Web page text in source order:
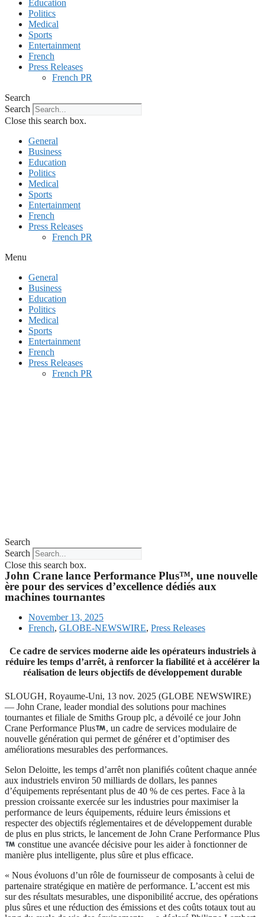
Education
Politics
Medical
Sports
Entertainment
French
Press Releases
French PR
Search
Search
Close this search box.
General
Business
Education
Politics
Medical
Sports
Entertainment
French
Press Releases
French PR
Menu
General
Business
Education
Politics
Medical
Sports
Entertainment
French
Press Releases
French PR
Search
Search
Close this search box.
John Crane lance Performance Plus™, une nouvelle
ère pour des services d’excellence dédiés aux
machines tournantes
November 13, 2025
French, GLOBE-NEWSWIRE, Press Releases
Ce cadre de services moderne aide les opérateurs industriels à
réduire les temps d’arrêt, à renforcer la fiabilité et à accélérer la
réalisation de leurs objectifs de développement durable
SLOUGH, Royaume-Uni, 13 nov. 2025 (GLOBE NEWSWIRE)
— John Crane, leader mondial des solutions pour machines
tournantes et filiale de Smiths Group plc, a dévoilé ce jour John
Crane Performance Plus
, un cadre de services modulaire de
nouvelle génération qui permet de générer et d’optimiser des
améliorations mesurables des performances.
Selon Deloitte, les temps d’arrêt non planifiés coûtent chaque année
aux industriels environ 50 milliards de dollars, les pannes
d’équipements représentant plus de 40 % de ces pertes. Face à la
pression croissante exercée sur les industries pour maximiser la
performance de leurs équipements, réduire leurs émissions et
respecter des objectifs réglementaires et de développement durable
de plus en plus stricts, le lancement de John Crane Performance Plus
constitue une avancée décisive pour les aider à fonctionner de
manière plus intelligente, plus sûre et plus efficace.
« Nous évoluons d’un rôle de fournisseur de composants à celui de
partenaire stratégique en matière de performance. L’accent est mis
sur des résultats mesurables, une disponibilité accrue, des opérations
plus sûres et une réduction des émissions et des coûts totaux tout au